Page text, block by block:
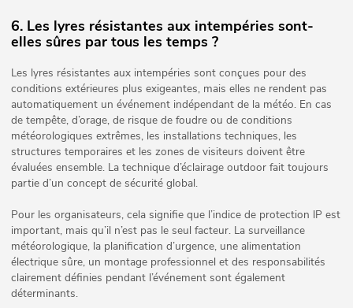
6. Les lyres résistantes aux intempéries sont-
elles sûres par tous les temps ?
Les lyres résistantes aux intempéries sont conçues pour des
conditions extérieures plus exigeantes, mais elles ne rendent pas
automatiquement un événement indépendant de la météo. En cas
de tempête, d’orage, de risque de foudre ou de conditions
météorologiques extrêmes, les installations techniques, les
structures temporaires et les zones de visiteurs doivent être
évaluées ensemble. La technique d’éclairage outdoor fait toujours
partie d’un concept de sécurité global.
Pour les organisateurs, cela signifie que l’indice de protection IP est
important, mais qu’il n’est pas le seul facteur. La surveillance
météorologique, la planification d’urgence, une alimentation
électrique sûre, un montage professionnel et des responsabilités
clairement définies pendant l’événement sont également
déterminants.